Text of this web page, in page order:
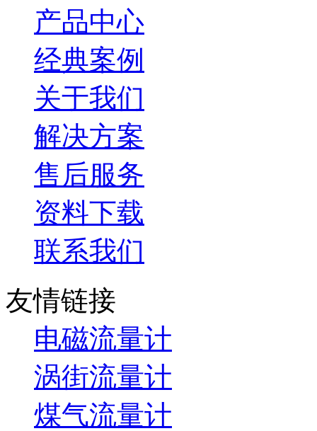
产品中心
经典案例
关于我们
解决方案
售后服务
资料下载
联系我们
友情链接
电磁流量计
涡街流量计
煤气流量计